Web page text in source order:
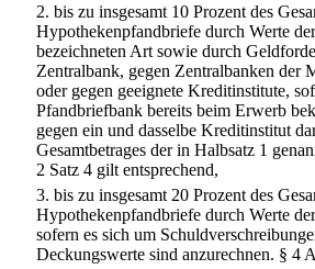
2. bis zu insgesamt 10 Prozent des
Hypothekenpfandbriefe durch Werte
bezeichneten Art sowie durch
Zentralbank, gegen Zentralbanken der
oder gegen geeignete Kreditinstitute,
Pfandbriefbank bereits beim Erwerb
gegen ein und dasselbe Kreditinstitut
Gesamtbetrages der in Halbsatz 1
2 Satz 4 gilt entsprechend,
3. bis zu insgesamt 20 Prozent des
Hypothekenpfandbriefe durch Werte
sofern es sich um
Deckungswerte sind anzurechnen. § 4